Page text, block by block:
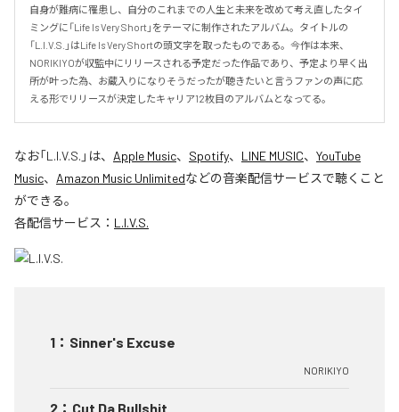
自身が難病に罹患し、自分のこれまでの人生と未来を改めて考え直したタイ
ミングに「Life Is Very Short」をテーマに制作されたアルバム。タイトルの
「L.I.V.S.」はLife Is Very Shortの頭文字を取ったものである。今作は本来、
NORIKIYOが収監中にリリースされる予定だった作品であり、予定より早く出
所が叶った為、お蔵入りになりそうだったが聴きたいと言うファンの声に応
える形でリリースが決定したキャリア12枚目のアルバムとなってる。
なお「L.I.V.S. 」は、 Apple Music、 Spotify、 LINE MUSIC、 YouTube
Music、 Amazon Music Unlimitedなどの音楽配信サービスで聴くこと
ができる。
各配信サービス： L.I.V.S.
1 ： Sinner's Excuse
NORIKIYO
2 ： Cut Da Bullshit